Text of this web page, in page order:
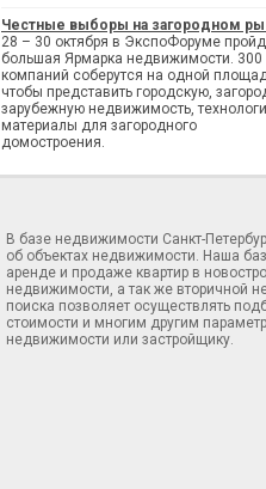
Честные выборы на загородном
28 – 30 октября в ЭкспоФоруме
большая Ярмарка недвижимости. 300
компаний соберутся на одной
чтобы представить городскую,
зарубежную недвижимость,
материалы для загородного
домостроения.
В базе недвижимости Санкт-
об объектах недвижимости. Наша
аренде и продаже квартир в
недвижимости, а так же вторичной
поиска позволяет осуществлять
стоимости и многим другим
недвижимости или застройщику.